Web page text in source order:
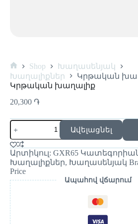
Shop
Խաղասենյակ
Խաղալիքներ
Կրթական
Կրթական խաղալիք
20,300 ֏
Ավելացնել
Արտիկուլ: GXR65
Խաղալիքներ, Խաղասենյակ
Price
Ապահով վճարում